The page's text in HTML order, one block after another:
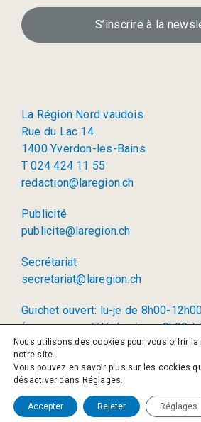
S’inscrire à la
La Région Nord vaudois
Rue du Lac 14
1400 Yverdon-les-Bains
T 024 424 11 55
redaction@laregion.ch
Publicité
publicite@laregion.ch
Secrétariat
secretariat@laregion.ch
Guichet ouvert: lu-je de 8h00-
(permanence téléphonique: 8h00
17h00)
© 2026 La Région SA
Nous utilisons des cookies pour vous offrir
notre site.
Vous pouvez en savoir plus sur les cookies
désactiver dans Réglages.
Accepter Rejeter Réglages